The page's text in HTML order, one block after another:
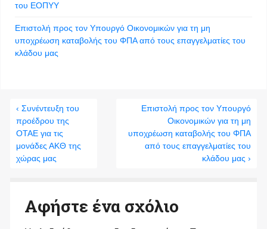
του ΕΟΠΥΥ
Επιστολή προς τον Υπουργό Οικονομικών για τη μη
υποχρέωση καταβολής του ΦΠΑ από τους επαγγελματίες του
κλάδου μας
‹ Συνέντευξη του
προέδρου της
ΟΤΑΕ για τις
μονάδες ΑΚΘ της
χώρας μας
Επιστολή προς τον Υπουργό
Οικονομικών για τη μη
υποχρέωση καταβολής του ΦΠΑ
από τους επαγγελματίες του
κλάδου μας ›
Αφήστε ένα σχόλιο